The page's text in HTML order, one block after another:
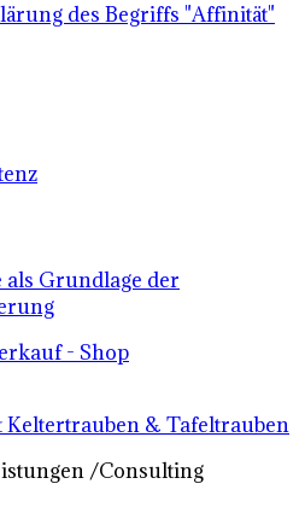
des Begriffs "Affinität"
als Grundlage der
- Shop
& Tafeltrauben
/Consulting